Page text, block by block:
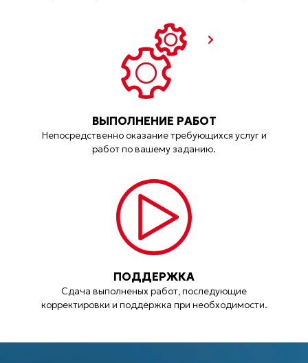
ВЫПОЛНЕНИЕ РАБОТ
Непосредственно оказание требующихся услуг и
работ по вашему заданию.
ПОДДЕРЖКА
Сдача выполненых работ, последующие
корректировки и поддержка при необходимости.